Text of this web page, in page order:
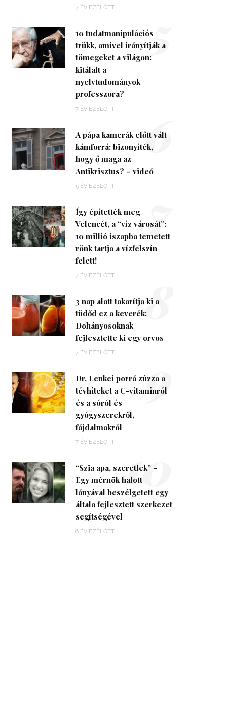
7 ÉV EZELŐTT
10 tudatmanipulációs
trükk, amivel irányítják a
tömegeket a világon:
kitálalt a
nyelvtudományok
professzora?
7 ÉV EZELŐTT
5
A pápa kamerák előtt vált
kámforrá: bizonyíték,
hogy ő maga az
Antikrisztus? – videó
5 ÉV EZELŐTT
6
Így építették meg
Velencét, a “víz városát”:
10 millió iszapba temetett
rönk tartja a vízfelszín
felett!
7 ÉV EZELŐTT
7
3 nap alatt takarítja ki a
tüdőd ez a keverék:
Dohányosoknak
fejlesztette ki egy orvos
7 ÉV EZELŐTT
8
Dr. Lenkei porrá zúzza a
tévhiteket a C-vitaminról
és a sóról és
gyógyszerekről,
fájdalmakról
7 ÉV EZELŐTT
9
“Szia apa, szeretlek” –
Egy mérnök halott
lányával beszélgetett egy
általa fejlesztett szerkezet
segítségével
6 ÉV EZELŐTT
10